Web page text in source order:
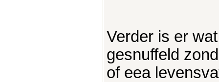
Verder is er
gesnuffeld
of eea